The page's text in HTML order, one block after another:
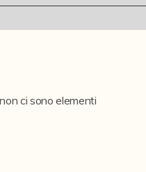
ci sono elementi